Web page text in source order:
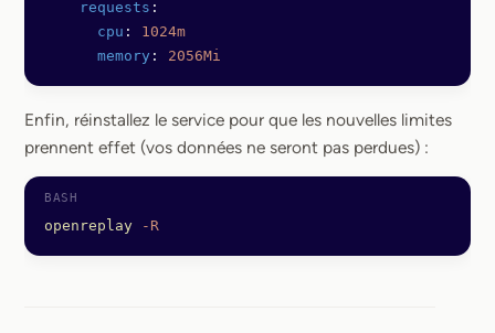
    requests
:
      cpu
: 1024m
      memory
: 2056Mi
Enfin, réinstallez le service pour que les nouvelles limites
prennent effet (vos données ne seront pas perdues) :
openreplay -R